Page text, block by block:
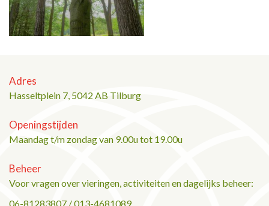
Adres
Hasseltplein 7, 5042 AB Tilburg
Openingstijden
Maandag t/m zondag van 9.00u tot 19.00u
Beheer
Voor vragen over vieringen, activiteiten en dagelijks beheer:
06-81283807 / 013-4681089